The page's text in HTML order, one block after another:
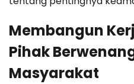
Membangun
Pihak
Masyarakat